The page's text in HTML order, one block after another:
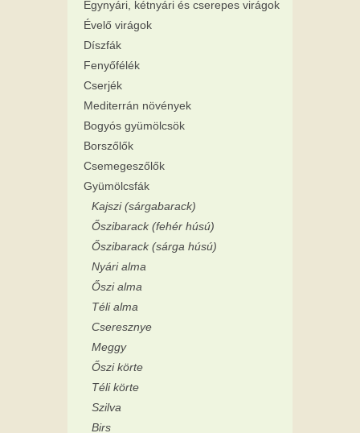
Egynyári, kétnyári és cserepes virágok
Évelő virágok
Díszfák
Fenyőfélék
Cserjék
Mediterrán növények
Bogyós gyümölcsök
Borszőlők
Csemegeszőlők
Gyümölcsfák
Kajszi (sárgabarack)
Őszibarack (fehér húsú)
Őszibarack (sárga húsú)
Nyári alma
Őszi alma
Téli alma
Cseresznye
Meggy
Őszi körte
Téli körte
Szilva
Birs